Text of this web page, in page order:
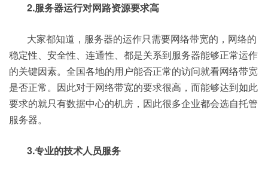
2.服务器运行对网路资源要求高
大家都知道，服务器的运作只需要网络带宽的，网络的
稳定性、安全性、连通性、都是关系到服务器能够正常运作
的关键因素。全国各地的用户能否正常的访问就看网络带宽
是否正常。因此对于网络带宽的要求很高，而能够达到如此
要求的就只有数据中心的机房，因此很多企业都会选自托管
服务器。
3.专业的技术人员服务